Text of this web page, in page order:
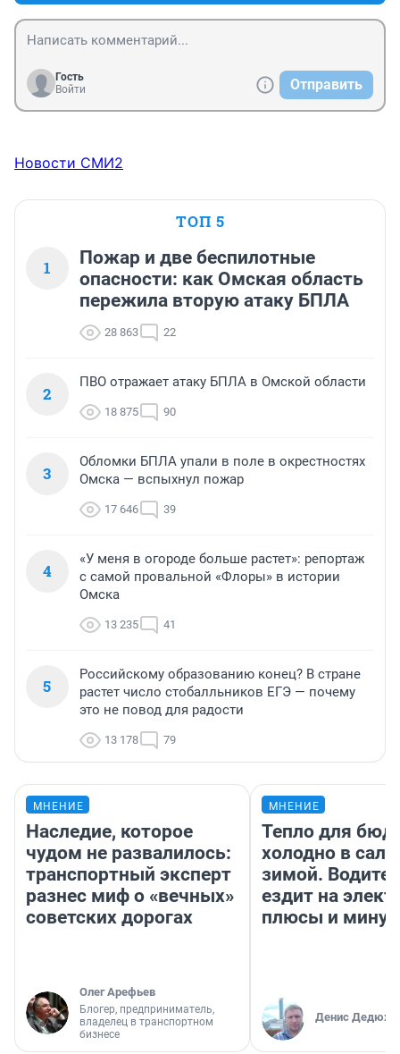
Гость
Войти
Отправить
Новости СМИ2
ТОП 5
1
Пожар и две беспилотные
опасности: как Омская область
пережила вторую атаку БПЛА
28 863 22
2
ПВО отражает атаку БПЛА в Омской области
18 875 90
3
Обломки БПЛА упали в поле в окрестностях
Омска — вспыхнул пожар
17 646 39
4
«У меня в огороде больше растет»: репортаж
с самой провальной «Флоры» в истории
Омска
13 235 41
5
Российскому образованию конец? В стране
растет число стобалльников ЕГЭ — почему
это не повод для радости
13 178 79
МНЕНИЕ
Наследие, которое
чудом не развалилось:
транспортный эксперт
разнес миф о «вечных»
советских дорогах
Олег Арефьев
Блогер, предприниматель,
владелец в транспортном
бизнесе
МНЕНИЕ
Тепло для
холодно в
зимой.
ездит на
плюсы и
Денис